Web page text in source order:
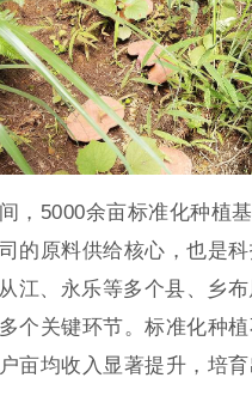
，5000余亩标准化种植
的原料供给核心，也是
江、永乐等多个县、乡
个关键环节。标准化
亩均收入显著提升，培